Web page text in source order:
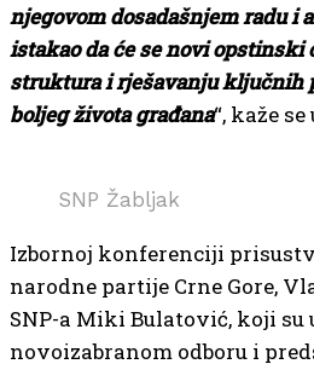
njegovom dosadašnjem radu i
istakao da će se novi
struktura i rješavanju ključnih
boljeg života građana“, kaže
SNP Žabljak
Izbornoj konferenciji
narodne partije Crne Gore,
SNP-a Miki Bulatović, koji
novoizabranom odboru i